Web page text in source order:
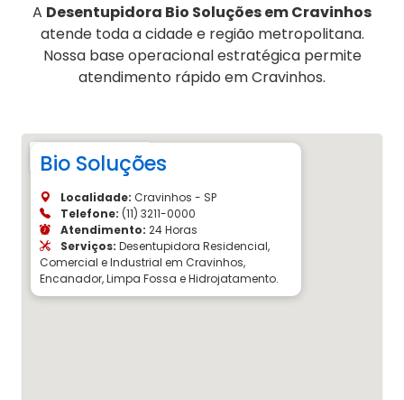
A Desentupidora Bio Soluções em Cravinhos
atende toda a cidade e região metropolitana.
Nossa base operacional estratégica permite
atendimento rápido em Cravinhos.
Bio Soluções
Localidade: Cravinhos - SP
Telefone: (11) 3211-0000
Atendimento: 24 Horas
Serviços: Desentupidora Residencial,
Comercial e Industrial em Cravinhos,
Encanador, Limpa Fossa e Hidrojatamento.